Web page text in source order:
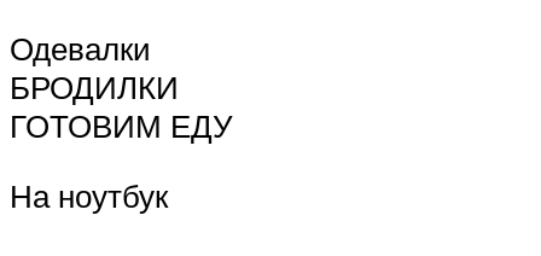
Одевалки
БРОДИЛКИ
ГОТОВИМ ЕДУ
На ноутбук